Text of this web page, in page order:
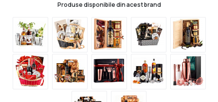
Produse disponibile din acest brand